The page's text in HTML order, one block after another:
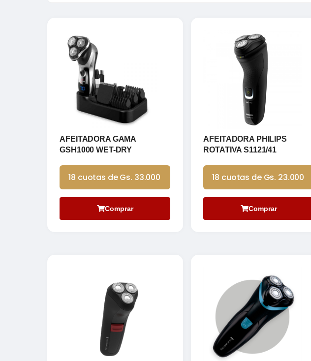
AFEITADORA GAMA
GSH1000 WET-DRY
18 cuotas de Gs. 33.000
Comprar
AFEITADORA PHILIPS
ROTATIVA S1121/41
18 cuotas de Gs. 23.000
Comprar